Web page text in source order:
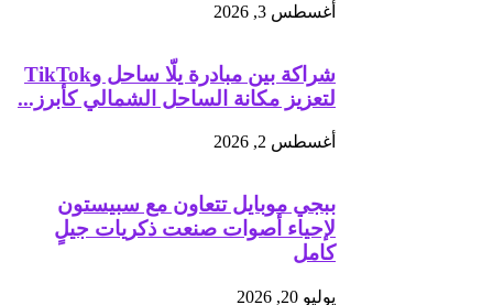
أغسطس 3, 2026
شراكة بين مبادرة يلّا ساحل وTikTok
لتعزيز مكانة الساحل الشمالي كأبرز...
أغسطس 2, 2026
ببجي موبايل تتعاون مع سبيستون
لإحياء أصوات صنعت ذكريات جيلٍ
كامل
يوليو 20, 2026